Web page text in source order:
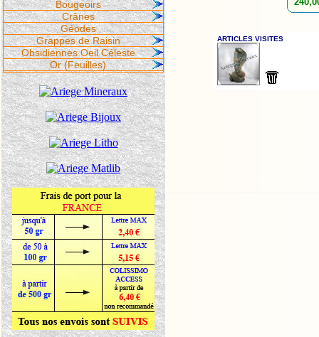
Bougeoirs
Crânes
Géodes
Grappes de Raisin
Obsidiennes Oeil Céleste
Or (Feuilles)